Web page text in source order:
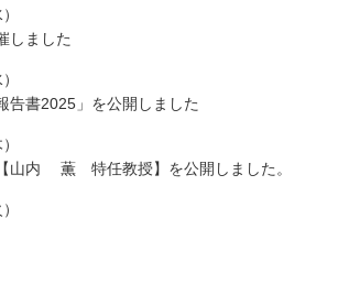
しました
告書2025」を公開しました
山内 薫 特任教授】を公開しました。